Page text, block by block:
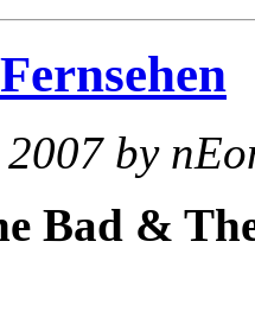
by
Bad &